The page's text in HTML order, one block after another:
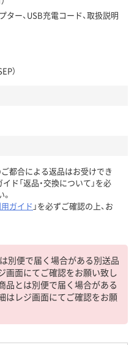
ター、USB充電コード、取扱説明
）
ご都合による返品はお受けでき
ド「返品・交換について」を必
ガイド 」を必ずご確認の上、お
別便で届く場合がある別送品
画面にてご確認をお願い致し
品とは別便で届く場合がある
はレジ画面にてご確認をお願